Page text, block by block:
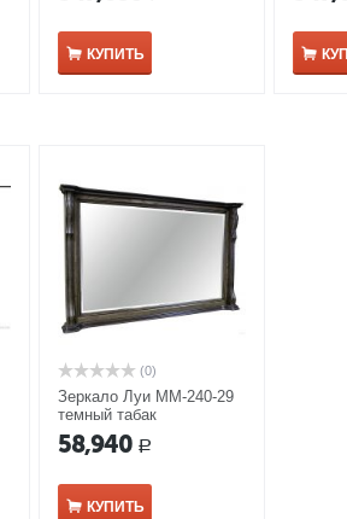
КУПИТЬ
(0)
Зеркало Луи ММ-240-29
темный табак
58,940 Р
КУПИТЬ